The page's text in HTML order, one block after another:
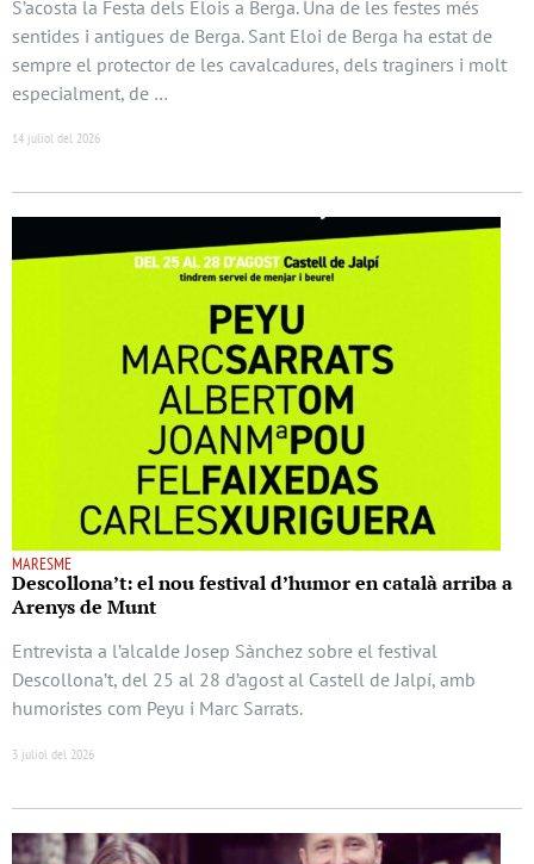
S’acosta la Festa dels Elois a Berga. Una de les festes més
sentides i antigues de Berga. Sant Eloi de Berga ha estat de
sempre el protector de les cavalcadures, dels traginers i molt
especialment, de …
14 juliol del 2026
MARESME
Descollona’t: el nou festival d’humor en català arriba a
Arenys de Munt
Entrevista a l’alcalde Josep Sànchez sobre el festival
Descollona’t, del 25 al 28 d’agost al Castell de Jalpí, amb
humoristes com Peyu i Marc Sarrats.
3 juliol del 2026